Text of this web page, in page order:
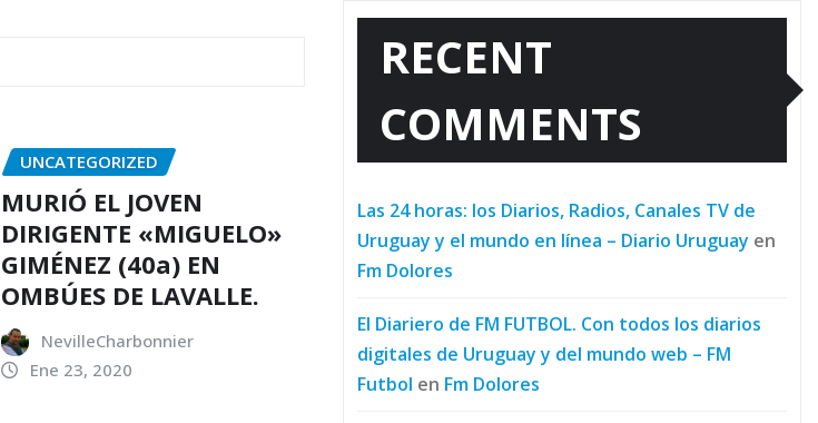
UNCATEGORIZED
MURIÓ EL JOVEN
DIRIGENTE «MIGUELO»
GIMÉNEZ (40a) EN
OMBÚES DE LAVALLE.
NevilleCharbonnier
Ene 23, 2020
RECENT
COMMENTS
Las 24 horas: los Diarios, Radios, Canales TV de
Uruguay y el mundo en línea – Diario Uruguay en
Fm Dolores
El Diariero de FM FUTBOL. Con todos los diarios
digitales de Uruguay y del mundo web – FM
Futbol en Fm Dolores